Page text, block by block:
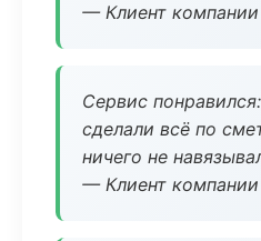
— Клиент компании
Сервис
сделали всё по
ничего не
— Клиент компании